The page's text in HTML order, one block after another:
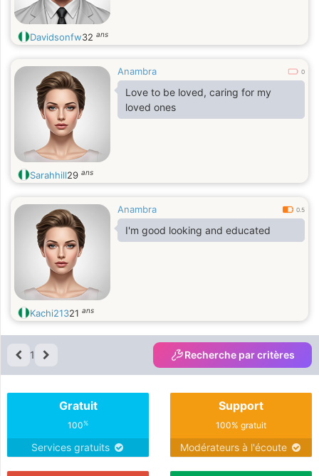
Davidsonfw32 ans
Anambra 0
Love to be loved, caring for my
loved ones
Sarahhill29 ans
Anambra 0.5
I'm good looking and educated
Kachi21321 ans
1 Recherche par critères
Gratuit
100%
Services gratuits
Support
100% gratuit
Modérateurs à l'écoute